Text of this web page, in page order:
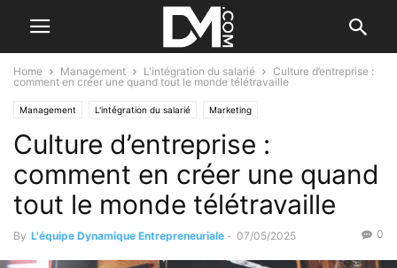
Home Management L'intégration du salarié
Culture d’entreprise :
comment en créer une quand tout le monde télétravaille
Management L'intégration du salarié Marketing
Le B.A. BA de la communication Le B.A. BA des RH
Culture d’entreprise :
comment en créer une quand
tout le monde télétravaille
By L'équipe Dynamique Entrepreneuriale - 07/05/2025 0